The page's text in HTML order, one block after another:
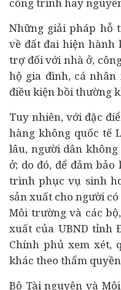
Những giải pháp hỗ
về đất đai hiện hành
trợ đối với nhà ở,
hộ gia đình, cá
điều kiện bồi thường
Tuy nhiên, với đặc
hàng không quốc tế
lâu, người dân
ở; do đó, để đảm
trình phục vụ sinh
sản xuất cho người
Môi trường và các
xuất của UBND tỉnh
Chính phủ xem xét,
khác theo thẩm
Bộ Tài nguyên và